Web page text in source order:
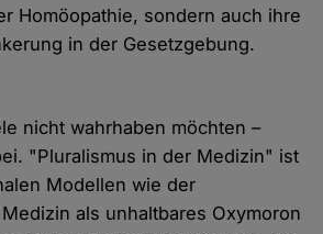
Homöopathie, sondern auch ihre
in der Gesetzgebung.
nicht wahrhaben möchten –
"Pluralismus in der Medizin" ist
Modellen wie der
als unhaltbares Oxymoron